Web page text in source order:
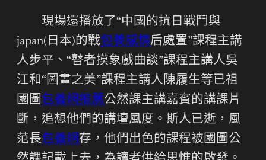
現場還播放了“中國的抗日戰鬥與
japan(日本)的戰包養感情后處置”課程主講
人步平、“瞽者摸象戲曲談”課程主講人吳
江和“圖畫之美”課程主講人陳履生等已祖
國圖包養網推薦公然課主講嘉賓的講課片
斷，追想他們的講壇風度。斯人已逝，風
范長包養網存，他們出色的課程被國圖公